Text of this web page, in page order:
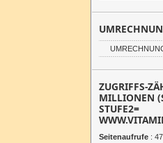
ZUGRIFFS-
MILLIONEN
STUFE2=
Seitenaufrufe :